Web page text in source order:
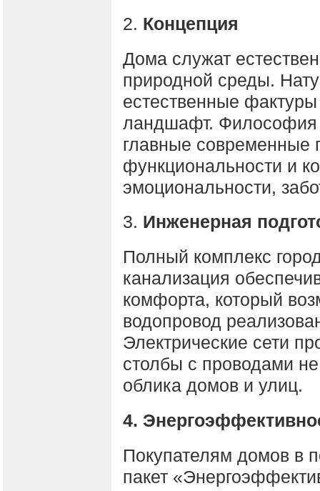
2. Концепция
Дома служат
природной среды.
естественные
ландшафт. Философия
главные современные
функциональности и
эмоциональности,
3. Инженерная
Полный комплекс
канализация
комфорта, который
водопровод
Электрические сети
столбы с проводами
облика домов и улиц.
4.
Покупателям домов в
пакет